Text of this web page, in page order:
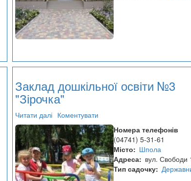
Заклад дошкільної освіти №3
"Зірочка"
Читати даліпро
Заклад
дошкільної
освіти
№3
"Зірочка"
Коментувати
Номера телефонів
(04741) 5-31-61
Місто
Шпола
Адреса
вул. Свободи
Тип садочку